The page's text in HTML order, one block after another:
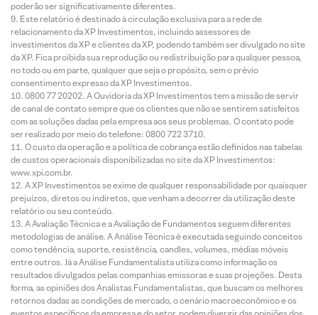
poderão ser significativamente diferentes.
Este relatório é destinado à circulação exclusiva para a rede de
relacionamento da XP Investimentos, incluindo assessores de
investimentos da XP e clientes da XP, podendo também ser divulgado no site
da XP. Fica proibida sua reprodução ou redistribuição para qualquer pessoa,
no todo ou em parte, qualquer que seja o propósito, sem o prévio
consentimento expresso da XP Investimentos.
0800 77 20202. A Ouvidoria da XP Investimentos tem a missão de servir
de canal de contato sempre que os clientes que não se sentirem satisfeitos
com as soluções dadas pela empresa aos seus problemas. O contato pode
ser realizado por meio do telefone: 0800 722 3710.
O custo da operação e a política de cobrança estão definidos nas tabelas
de custos operacionais disponibilizadas no site da XP Investimentos:
www.xpi.com.br.
A XP Investimentos se exime de qualquer responsabilidade por quaisquer
prejuízos, diretos ou indiretos, que venham a decorrer da utilização deste
relatório ou seu conteúdo.
A Avaliação Técnica e a Avaliação de Fundamentos seguem diferentes
metodologias de análise. A Análise Técnica é executada seguindo conceitos
como tendência, suporte, resistência, candles, volumes, médias móveis
entre outros. Já a Análise Fundamentalista utiliza como informação os
resultados divulgados pelas companhias emissoras e suas projeções. Desta
forma, as opiniões dos Analistas Fundamentalistas, que buscam os melhores
retornos dadas as condições de mercado, o cenário macroeconômico e os